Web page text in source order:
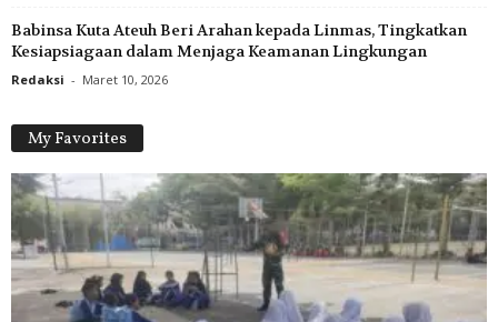
Babinsa Kuta Ateuh Beri Arahan kepada Linmas, Tingkatkan
Kesiapsiagaan dalam Menjaga Keamanan Lingkungan
Redaksi - Maret 10, 2026
My Favorites